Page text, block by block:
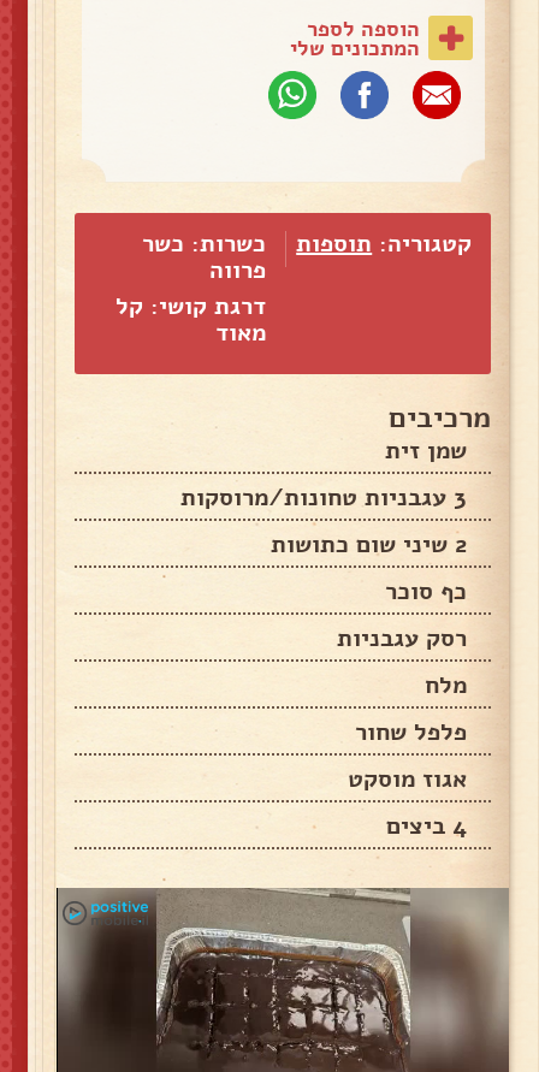
הוספה לספר
המתכונים שלי
קטגוריה: תוספות
כשרות: כשר
פרווה
דרגת קושי: קל
מאוד
מרכיבים
שמן זית
3 עגבניות טחונות/מרוסקות
2 שיני שום כתושות
כף סוכר
רסק עגבניות
מלח
פלפל שחור
אגוז מוסקט
4 ביצים